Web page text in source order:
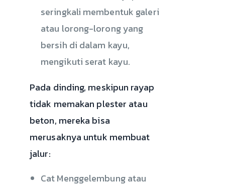
seringkali membentuk galeri
atau lorong-lorong yang
bersih di dalam kayu,
mengikuti serat kayu.
Pada dinding, meskipun rayap
tidak memakan plester atau
beton, mereka bisa
merusaknya untuk membuat
jalur:
Cat Menggelembung atau